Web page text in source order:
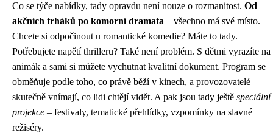
Co se týče nabídky, tady opravdu není nouze o rozmanitost. Od
akčních trháků po komorní dramata – všechno má své místo.
Chcete si odpočinout u romantické komedie? Máte to tady.
Potřebujete napětí thrilleru? Také není problém. S dětmi vyrazíte na
animák a sami si můžete vychutnat kvalitní dokument. Program se
obměňuje podle toho, co právě běží v kinech, a provozovatelé
skutečně vnímají, co lidi chtějí vidět. A pak jsou tady ještě speciální
projekce – festivaly, tematické přehlídky, vzpomínky na slavné
režiséry.